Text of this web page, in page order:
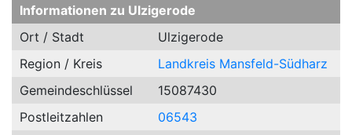
Informationen zu Ulzigerode
Ort / Stadt
Ulzigerode
Region / Kreis
Landkreis Mansfeld-Südharz
Gemeindeschlüssel
15087430
Postleitzahlen
06543